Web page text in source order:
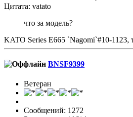
Цитата: vatato
что за модель?
KATO Series E665 `Nagomi`#10-1123,
BNSF9399
Ветеран
Сообщений: 1272